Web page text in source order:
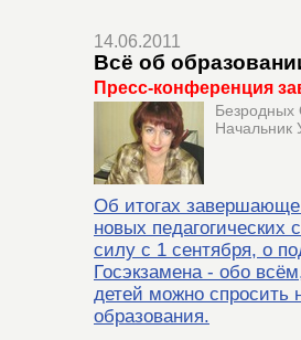
14.06.2011
Всё об
Пресс-конференция
Безродных
Начальник
Об итогах
новых педагогических
силу с 1 сентября, о
Госэкзамена - обо
детей можно спросить
образования.